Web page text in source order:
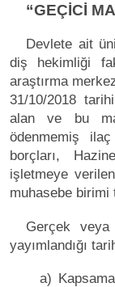
“GEÇİCİ
Devlete ait
diş hekimliği
araştırma
31/10/2018
alan ve bu
ödenmemiş
borçları,
işletmeye
muhasebe birimi
Gerçek veya
yayımlandığı
a)